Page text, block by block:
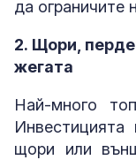
да ограничите
2. Щори,
жегата
Най-много
щори или